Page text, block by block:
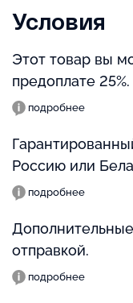
Условия
Этот товар вы
предоплате 25%.
подробнее
Россию или
подробнее
отправкой.
подробнее